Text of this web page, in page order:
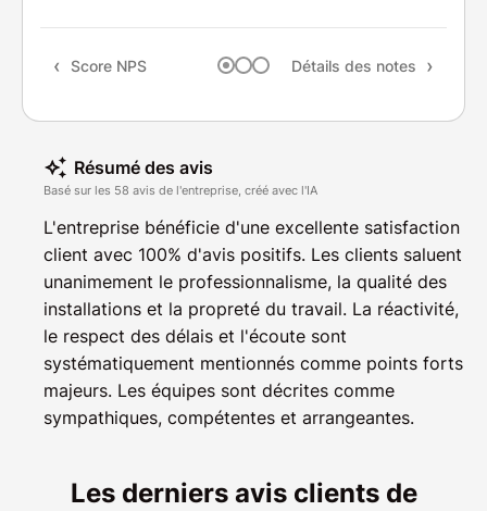
Score NPS Détails des notes
Résumé des avis
Basé sur les 58 avis de l'entreprise, créé avec l'IA
L'entreprise bénéficie d'une excellente satisfaction
client avec 100% d'avis positifs. Les clients saluent
unanimement le professionnalisme, la qualité des
installations et la propreté du travail. La réactivité,
le respect des délais et l'écoute sont
systématiquement mentionnés comme points forts
majeurs. Les équipes sont décrites comme
sympathiques, compétentes et arrangeantes.
Les derniers avis clients de